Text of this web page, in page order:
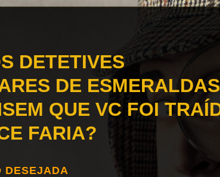
DETETIVES
DE
QUE VC FOI
FARIA?
DESEJADA